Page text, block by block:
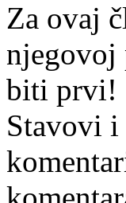
Za ovaj
njegovoj
biti prvi!
Stavovi